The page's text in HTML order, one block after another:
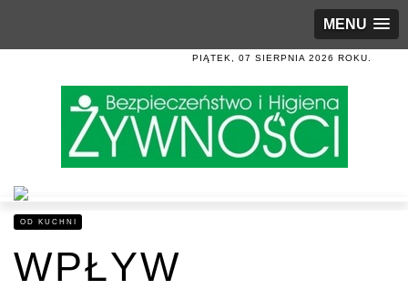
MENU
PIĄTEK, 07 SIERPNIA 2026 ROKU.
OD KUCHNI
WPŁYW